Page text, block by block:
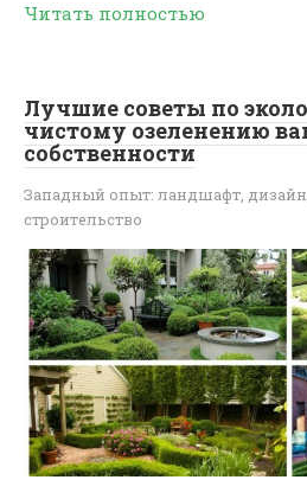
Читать полностью
Лучшие советы по
чистому озеленению
собственности
Западный опыт: ландшафт,
строительство